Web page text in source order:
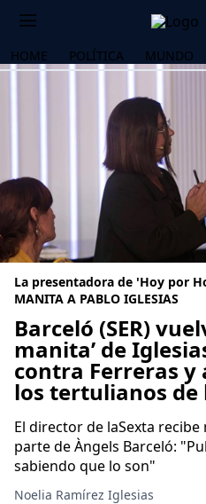
HOME POLÍTICA MUNDO
La presentadora de 'Hoy por
MANITA A PABLO IGLESIAS
Barceló (SER)
manita’ de
contra Ferreras y
los tertulianos de
El director de laSexta
parte de Àngels Barceló:
sabiendo que lo son"
Noelia Ramírez Iglesias